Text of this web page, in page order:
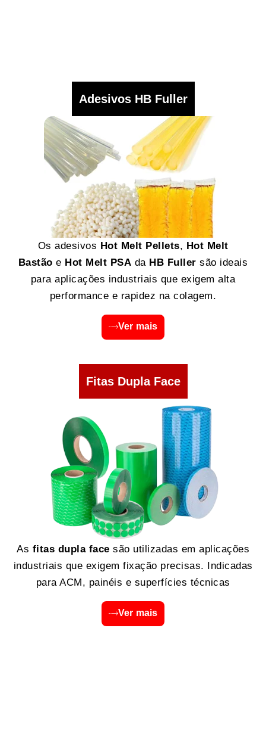
Adesivos HB Fuller
Os adesivos Hot Melt Pellets, Hot Melt
Bastão e Hot Melt PSA da HB Fuller são ideais
para aplicações industriais que exigem alta
performance e rapidez na colagem.
Ver mais
Fitas Dupla Face
As fitas dupla face são utilizadas em aplicações
industriais que exigem fixação precisas. Indicadas
para ACM, painéis e superfícies técnicas
Ver mais